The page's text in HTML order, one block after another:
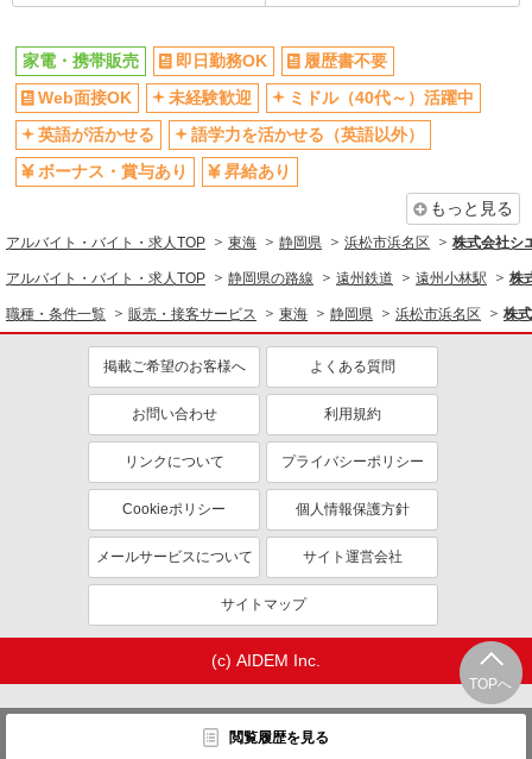
TOPへ
閲覧履歴を見る
家電・携帯販売 即日勤務OK
履歴書不要
Web面接OK
未経験歓迎
ミドル（40代～）活躍中
英語が活かせる
語学力を活かせる（英語以外）
ボーナス・賞与あり
昇給あり
もっと見る
アルバイト・バイト・求人TOP 東海 静岡県 浜松市浜名区 株式会社シ
アルバイト・バイト・求人TOP 静岡県の路線 遠州鉄道 遠州小林駅 株
職種・条件一覧 販売・接客サービス 東海 静岡県 浜松市浜名区 株
掲載ご希望のお客様へ よくある質問
お問い合わせ 利用規約
リンクについて プライバシーポリシー
Cookieポリシー 個人情報保護方針
メールサービスについて サイト運営会社
サイトマップ
(c) AIDEM Inc.